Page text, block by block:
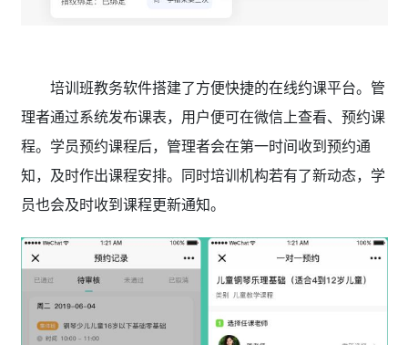
培训班教务软件搭建了方便快捷的在线约课平台。管
理者通过系统发布课表，用户便可在微信上查看、预约课
程。学员预约课程后，管理者会在第一时间收到预约通
知，及时作出课程安排。同时培训机构若有了新动态，学
员也会及时收到课程更新通知。